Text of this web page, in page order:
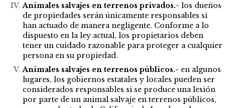
Animales salvajes en terrenos privados.- los dueños
de propiedades serán únicamente responsables si
han actuado de manera negligente. Conforme a lo
dispuesto en la ley actual, los propietarios deben
tener un cuidado razonable para proteger a cualquier
persona en su propiedad.
Animales salvajes en terrenos públicos.- en algunos
lugares, los gobiernos estatales y locales pueden ser
considerados responsables si se produce una lesión
por parte de un animal salvaje en terrenos públicos,